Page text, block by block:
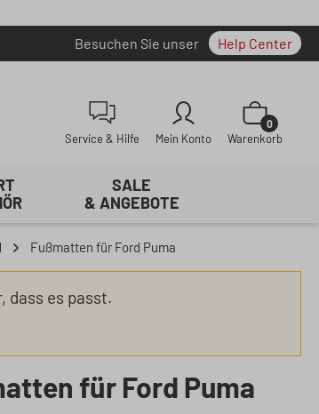
Besuchen Sie unser Help Center
Service & Hilfe Mein Konto
Warenkorb
0
Warenkorb
SALE
& ANGEBOTE
Fußmatten für Ford Puma
dass es passt.
für Ford Puma